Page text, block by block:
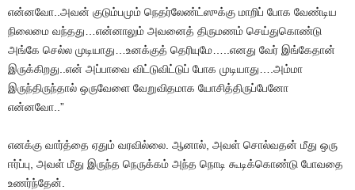
என்னவோ..அவன் குடும்பமும் நெதர்லேண்ட்ஸுக்கு மாறிப் போக வேண்டிய
நிலைமை வந்தது…என்னாலும் அவனைத் திருமணம் செய்துகொண்டு
அங்கே செல்ல முடியாது…உனக்குத் தெரியுமே…..எனது வேர் இங்கேதான்
இருக்கிறது..என் அப்பாவை விட்டுவிட்டுப் போக முடியாது….அம்மா
இருந்திருந்தால் ஒருவேளை வேறுவிதமாக யோசித்திருப்பேனோ
என்னவோ..”
எனக்கு வார்த்தை ஏதும் வரவில்லை. ஆனால், அவள் சொல்வதன் மீது ஒரு
ஈர்ப்பு, அவள் மீது இருந்த நெருக்கம் அந்த நொடி கூடிக்கொண்டு போவதை
உணர்ந்தேன்.